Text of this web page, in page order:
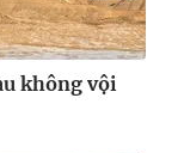
không vội